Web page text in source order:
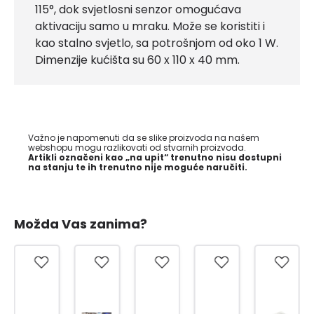
115°, dok svjetlosni senzor omogućava
aktivaciju samo u mraku. Može se koristiti i
kao stalno svjetlo, sa potrošnjom od oko 1 W.
Dimenzije kućišta su 60 x 110 x 40 mm.
Važno je napomenuti da se slike proizvoda na našem
webshopu mogu razlikovati od stvarnih proizvoda.
Artikli označeni kao „na upit“ trenutno nisu dostupni
na stanju te ih trenutno nije moguće naručiti.
Možda Vas zanima?
-64